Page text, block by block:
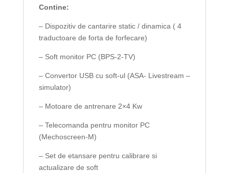
Contine:
– Dispozitiv de cantarire static / dinamica ( 4
traductoare de forta de forfecare)
– Soft monitor PC (BPS-2-TV)
– Convertor USB cu soft-ul (ASA- Livestream –
simulator)
– Motoare de antrenare 2×4 Kw
– Telecomanda pentru monitor PC
(Mechoscreen-M)
– Set de etansare pentru calibrare si
actualizare de soft